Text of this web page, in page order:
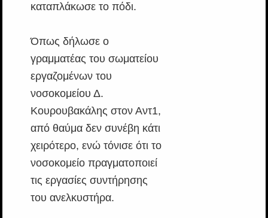
καταπλάκωσε το πόδι.
Όπως δήλωσε ο
γραμματέας του σωματείου
εργαζομένων του
νοσοκομείου Δ.
Κουρουβακάλης στον Αντ1,
από θαύμα δεν συνέβη κάτι
χειρότερο, ενώ τόνισε ότι το
νοσοκομείο πραγματοποιεί
τις εργασίες συντήρησης
του ανελκυστήρα.